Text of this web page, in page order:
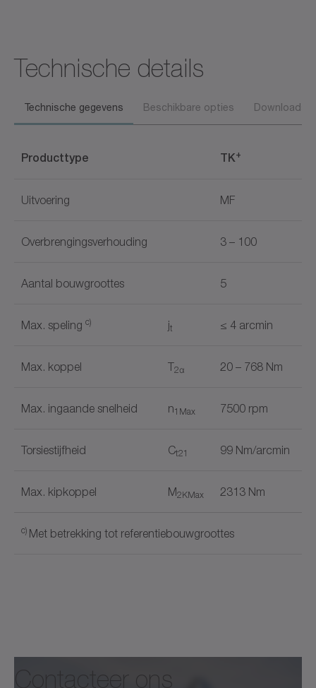
Technische details
Technische gegevens Beschikbare opties Downloads
Producttype TK+
Uitvoering MF
Overbrengingsverhouding 3 – 100
Aantal bouwgroottes 5
Max. speling c) jt ≤ 4 arcmin
Max. koppel T2α 20 – 768 Nm
Max. ingaande snelheid n1Max 7500 rpm
Torsiestijfheid Ct21 99 Nm/arcmin
Max. kipkoppel M2KMax 2313 Nm
c) Met betrekking tot referentiebouwgroottes